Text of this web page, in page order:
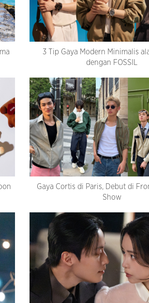
3 Tip Gaya Modern Minimalis
dengan FOSSIL
Gaya Cortis di Paris, Debut di
Show